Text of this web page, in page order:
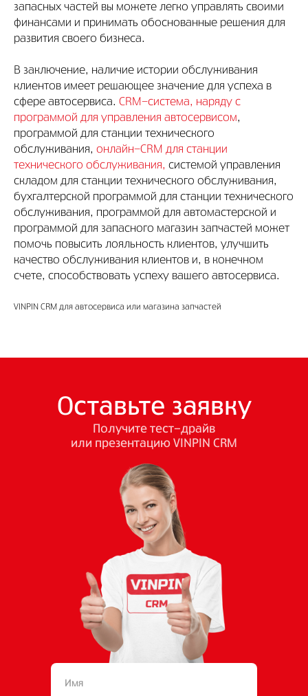
запасных частей вы можете легко управлять своими
финансами и принимать обоснованные решения для
развития своего бизнеса.
В заключение, наличие истории обслуживания
клиентов имеет решающее значение для успеха в
сфере автосервиса. CRM-система, наряду с
программой для управления автосервисом,
программой для станции технического
обслуживания, онлайн-CRM для станции
технического обслуживания, системой управления
складом для станции технического обслуживания,
бухгалтерской программой для станции технического
обслуживания, программой для автомастерской и
программой для запасного магазин запчастей может
помочь повысить лояльность клиентов, улучшить
качество обслуживания клиентов и, в конечном
счете, способствовать успеху вашего автосервиса.
VINPIN CRM для автосервиса или магазина запчастей
Оставьте заявку
Получите тест-драйв
или презентацию VINPIN CRM